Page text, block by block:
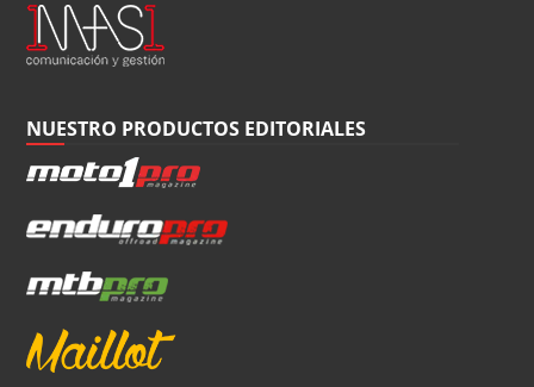
NUESTRO PRODUCTOS EDITORIALES